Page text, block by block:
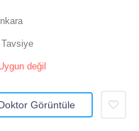
değil
Görüntüle